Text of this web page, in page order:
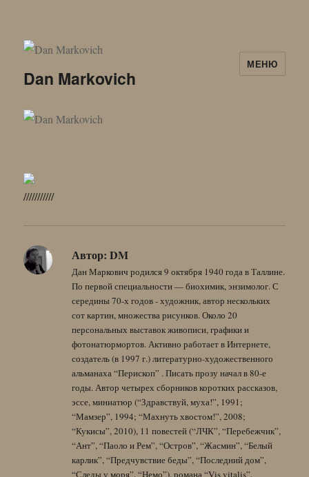
Dan Markovich
МЕНЮ
///////////
Автор: DM
Дан Маркович родился 9 октября 1940 года в Таллине.
По первой специальности — биохимик, энзимолог. С
середины 70-х годов - художник, автор нескольких
сот картин, множества рисунков. Около 20
персональных выставок живописи, графики и
фотонатюрмортов. Активно работает в Интернете,
создатель (в 1997 г.) литературно-художественного
альманаха “Перископ” . Писать прозу начал в 80-е
годы. Автор четырех сборников коротких рассказов,
эссе, миниатюр (“Здравствуй, муха!”, 1991;
“Мамзер”, 1994; “Махнуть хвостом!”, 2008;
“Кукисы”, 2010), 11 повестей (“ЛЧК”, “Перебежчик”,
“Ант”, “Паоло и Рем”, “Остров”, “Жасмин”, “Белый
карлик”, “Предчувствие беды”, “Последний дом”,
“Следы у моря”, “Немо”), романа “Vis vitalis”,